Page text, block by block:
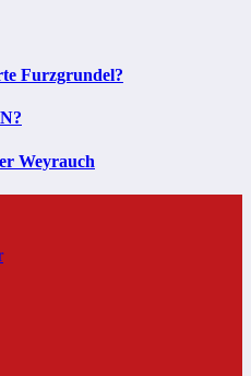
Furzgrundel?
Weyrauch